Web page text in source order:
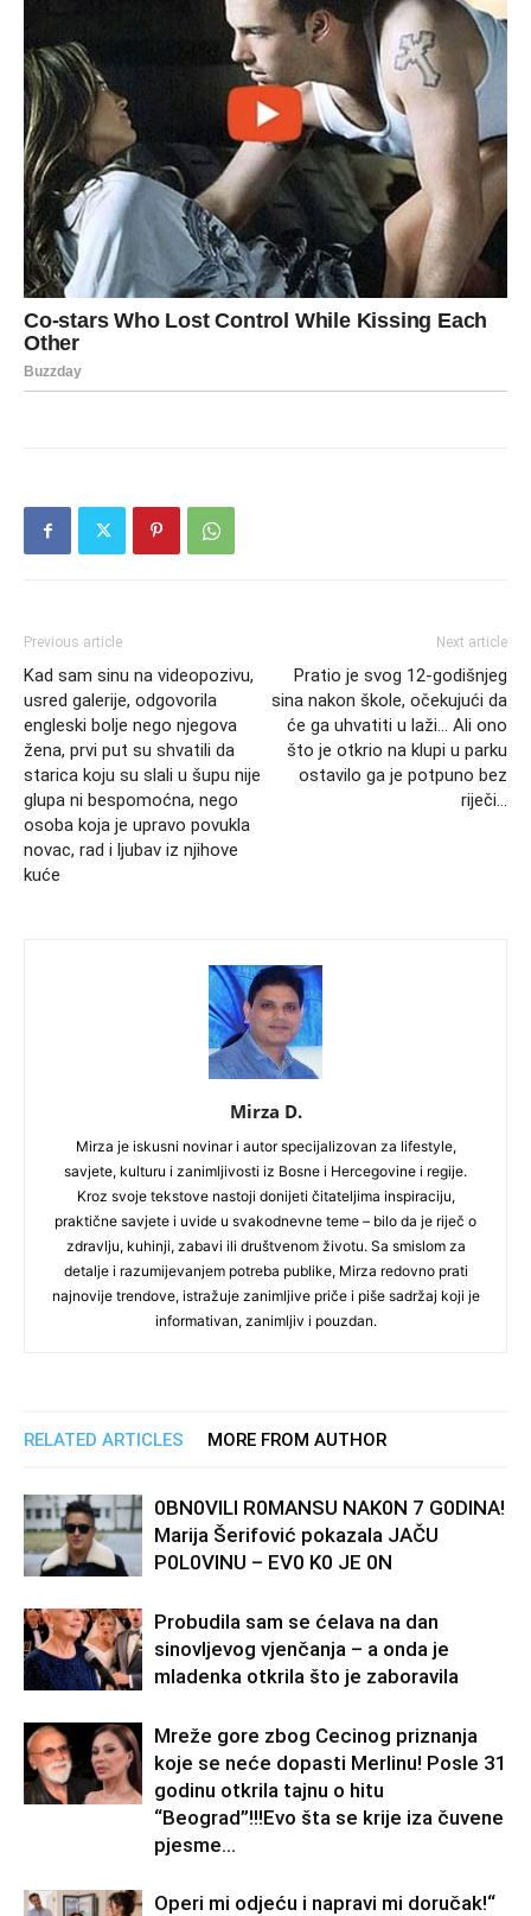
Previous article
Kad sam sinu na videopozivu,
usred galerije, odgovorila
engleski bolje nego njegova
žena, prvi put su shvatili da
starica koju su slali u šupu nije
glupa ni bespomoćna, nego
osoba koja je upravo povukla
novac, rad i ljubav iz njihove
kuće
Next article
Pratio je svog 12-godišnjeg
sina nakon škole, očekujući da
će ga uhvatiti u laži… Ali ono
što je otkrio na klupi u parku
ostavilo ga je potpuno bez
riječi…
Mirza D.
Mirza je iskusni novinar i autor specijalizovan za lifestyle,
savjete, kulturu i zanimljivosti iz Bosne i Hercegovine i regije.
Kroz svoje tekstove nastoji donijeti čitateljima inspiraciju,
praktične savjete i uvide u svakodnevne teme – bilo da je riječ o
zdravlju, kuhinji, zabavi ili društvenom životu. Sa smislom za
detalje i razumijevanjem potreba publike, Mirza redovno prati
najnovije trendove, istražuje zanimljive priče i piše sadržaj koji je
informativan, zanimljiv i pouzdan.
RELATED ARTICLES MORE FROM AUTHOR
0BN0VlLl R0MANSU NAK0N 7 G0DlNA!
Marija Šerifović pokazala JAČU
P0L0VINU – EV0 K0 JE 0N
Probudila sam se ćelava na dan
sinovljevog vjenčanja – a onda je
mladenka otkrila što je zaboravila
Mreže gore zbog Cecinog priznanja
koje se neće dopasti Merlinu! Posle 31
godinu otkrila tajnu o hitu
“Beograd”!!!Evo šta se krije iza čuvene
pjesme...
Operi mi odjeću i napravi mi doručak!“